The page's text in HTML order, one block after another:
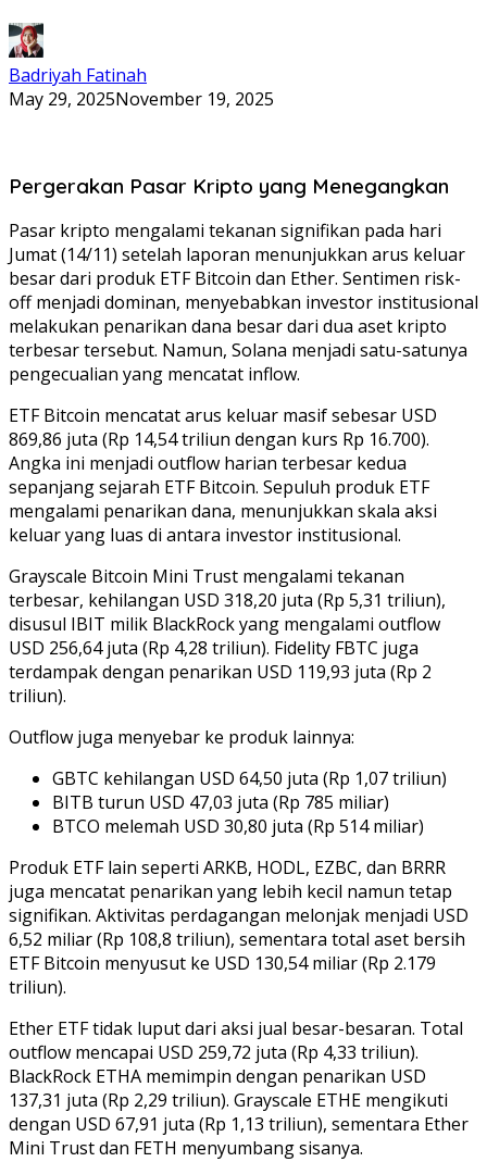
Badriyah Fatinah
May 29, 2025November 19, 2025
Pergerakan Pasar Kripto yang Menegangkan
Pasar kripto mengalami tekanan signifikan pada hari
Jumat (14/11) setelah laporan menunjukkan arus keluar
besar dari produk ETF Bitcoin dan Ether. Sentimen risk-
off menjadi dominan, menyebabkan investor institusional
melakukan penarikan dana besar dari dua aset kripto
terbesar tersebut. Namun, Solana menjadi satu-satunya
pengecualian yang mencatat inflow.
ETF Bitcoin mencatat arus keluar masif sebesar USD
869,86 juta (Rp 14,54 triliun dengan kurs Rp 16.700).
Angka ini menjadi outflow harian terbesar kedua
sepanjang sejarah ETF Bitcoin. Sepuluh produk ETF
mengalami penarikan dana, menunjukkan skala aksi
keluar yang luas di antara investor institusional.
Grayscale Bitcoin Mini Trust mengalami tekanan
terbesar, kehilangan USD 318,20 juta (Rp 5,31 triliun),
disusul IBIT milik BlackRock yang mengalami outflow
USD 256,64 juta (Rp 4,28 triliun). Fidelity FBTC juga
terdampak dengan penarikan USD 119,93 juta (Rp 2
triliun).
Outflow juga menyebar ke produk lainnya:
GBTC kehilangan USD 64,50 juta (Rp 1,07 triliun)
BITB turun USD 47,03 juta (Rp 785 miliar)
BTCO melemah USD 30,80 juta (Rp 514 miliar)
Produk ETF lain seperti ARKB, HODL, EZBC, dan BRRR
juga mencatat penarikan yang lebih kecil namun tetap
signifikan. Aktivitas perdagangan melonjak menjadi USD
6,52 miliar (Rp 108,8 triliun), sementara total aset bersih
ETF Bitcoin menyusut ke USD 130,54 miliar (Rp 2.179
triliun).
Ether ETF tidak luput dari aksi jual besar-besaran. Total
outflow mencapai USD 259,72 juta (Rp 4,33 triliun).
BlackRock ETHA memimpin dengan penarikan USD
137,31 juta (Rp 2,29 triliun). Grayscale ETHE mengikuti
dengan USD 67,91 juta (Rp 1,13 triliun), sementara Ether
Mini Trust dan FETH menyumbang sisanya.